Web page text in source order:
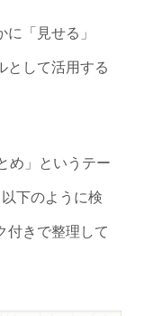
「見せる」
として活用する
め」というテー
下のように検
付きで整理して